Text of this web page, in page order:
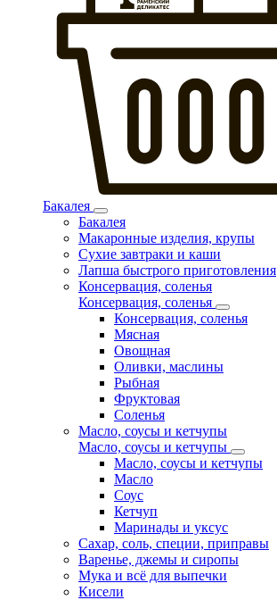
Бакалея
Бакалея
Макаронные изделия, крупы
Сухие завтраки и каши
Лапша быстрого приготовления
Консервация, соленья
Консервация, соленья
Консервация, соленья
Мясная
Овощная
Оливки, маслины
Рыбная
Фруктовая
Соленья
Масло, соусы и кетчупы
Масло, соусы и кетчупы
Масло, соусы и кетчупы
Масло
Соус
Кетчуп
Маринады и уксус
Сахар, соль, специи, приправы
Варенье, джемы и сиропы
Мука и всё для выпечки
Кисели